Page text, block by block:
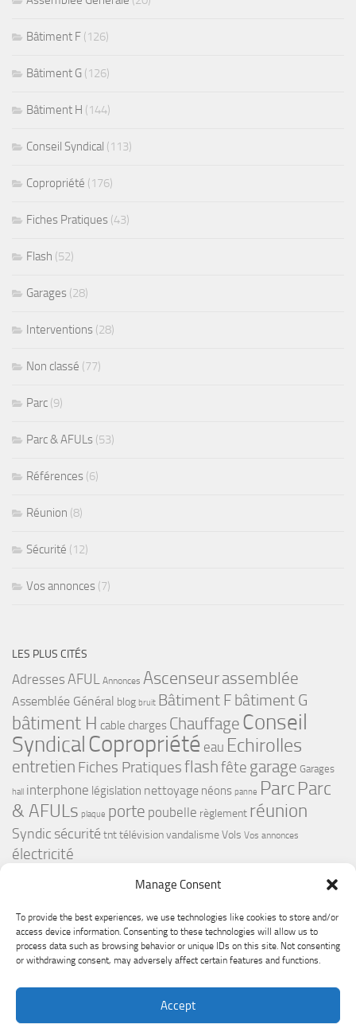
Manage Consent
To provide the best experiences, we use technologies like cookies to store and/or
access device information. Consenting to these technologies will allow us to
process data such as browsing behavior or unique IDs on this site. Not consenting
or withdrawing consent, may adversely affect certain features and functions.
Accept
Bâtiment F (126)
Bâtiment G (126)
Bâtiment H (144)
Conseil Syndical (113)
Copropriété (176)
Fiches Pratiques (43)
Flash (52)
Garages (28)
Interventions (28)
Non classé (77)
Parc (9)
Parc & AFULs (53)
Références (6)
Réunion (8)
Sécurité (12)
Vos annonces (7)
LES PLUS CITÉS
Adresses AFUL Annonces Ascenseurassemblée
Assemblée Général blog bruit Bâtiment F bâtiment G
bâtiment H cable charges Chauffage Conseil
Syndical Copropriété eau Echirolles
entretien Fiches Pratiquesflashfête garage Garages
hall interphone législation nettoyage néons panne ParcParc
& AFULs plaque porte poubelle règlement réunion
Syndic sécurité tnttélévisionvandalismeVols Vos annonces
électricité
réservés.